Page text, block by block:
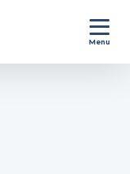
Menu